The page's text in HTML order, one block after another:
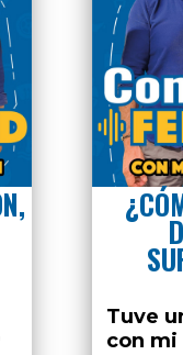
Tuve
con mi
escucha
que